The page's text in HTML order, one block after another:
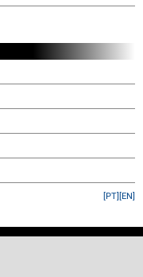
[EN]
[PT]